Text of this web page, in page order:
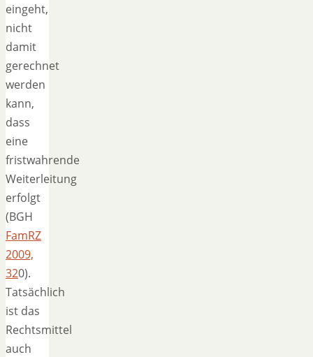
eingeht,
nicht
damit
gerechnet
werden
kann,
dass
eine
fristwahrende
Weiterleitung
erfolgt
(BGH
FamRZ
2009,
320).
Tatsächlich
ist das
Rechtsmittel
auch